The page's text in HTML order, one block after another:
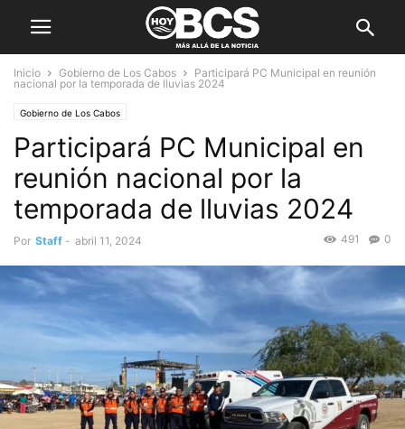
Inicio Gobierno de Los Cabos
Participará PC Municipal en reunión
nacional por la temporada de lluvias 2024
Gobierno de Los Cabos
Participará PC Municipal en
reunión nacional por la
temporada de lluvias 2024
Por Staff - abril 11, 2024 0
491